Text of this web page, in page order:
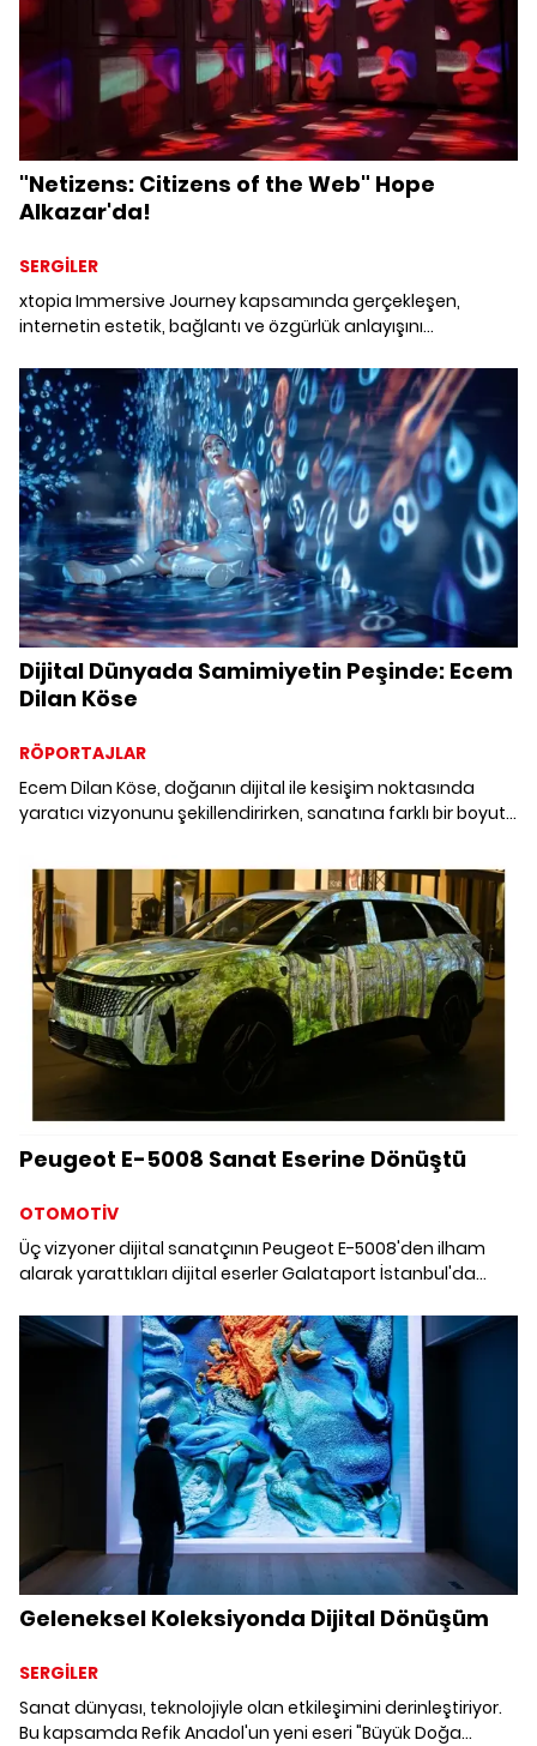
"Netizens: Citizens of the Web" Hope
Alkazar'da!
SERGİLER
xtopia Immersive Journey kapsamında gerçekleşen,
internetin estetik, bağlantı ve özgürlük anlayışını
of the Web" deneyimi, 15 Mart'a kadar Hope Alkazar Ana
Salon'da.
Dijital Dünyada Samimiyetin Peşinde: Ecem
Dilan Köse
RÖPORTAJLAR
Ecem Dilan Köse, doğanın dijital ile kesişim noktasında
yaratıcı vizyonunu şekillendirirken, sanatına farklı bir boyut
Peugeot E-5008 Sanat Eserine Dönüştü
OTOMOTİV
Üç vizyoner dijital sanatçının Peugeot E-5008'den ilham
alarak yarattıkları dijital eserler Galataport İstanbul'da
buluştu.
Geleneksel Koleksiyonda Dijital Dönüşüm
SERGİLER
Sanat dünyası, teknolojiyle olan etkileşimini derinleştiriyor.
Bu kapsamda Refik Anadol'un yeni eseri "Büyük Doğa